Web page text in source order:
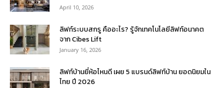
April 10, 2026
ลิฟท์ระบบสกรู คืออะไร? รู้จักเทคโนโลยีลิฟท์อนาคต
จาก Cibes Lift
January 16, 2026
ลิฟท์บ้านยี่ห้อไหนดี เผย 5 แบรนด์ลิฟท์บ้าน ยอดนิยมใน
ไทย ปี 2026